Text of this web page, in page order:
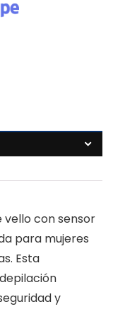
con sensor
para mujeres
Esta
y